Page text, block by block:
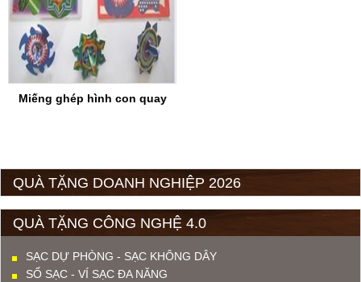
Miếng ghép hình con quay
QUÀ TẶNG DOANH NGHIỆP 2026
QUÀ TẶNG CÔNG NGHỆ 4.0
SẠC DỰ PHÒNG - SẠC KHÔNG DÂY
SỔ SẠC - VÍ SẠC ĐA NĂNG